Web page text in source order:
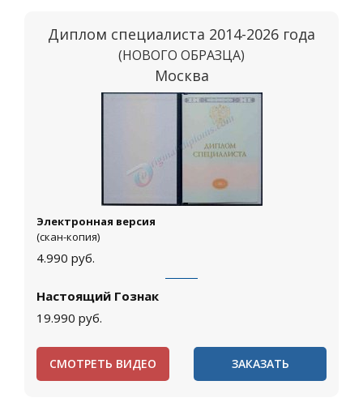
Диплом специалиста 2014-2026 года
(НОВОГО ОБРАЗЦА)
Москва
Электронная версия
(скан-копия)
4.990 руб.
Настоящий Гознак
19.990 руб.
СМОТРЕТЬ ВИДЕО ЗАКАЗАТЬ